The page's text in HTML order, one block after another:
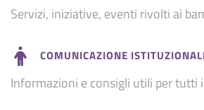
Servizi, iniziative, eventi rivolti ai
COMUNICAZIONE
Informazioni e consigli utili per tutti